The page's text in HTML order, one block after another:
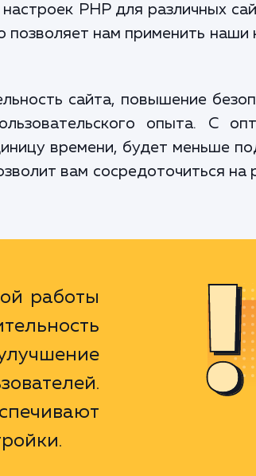
PHP для различных
позволяет нам применить наши
сайта, повышение
опыта. С
времени, будет меньше
вам сосредоточиться на
работы